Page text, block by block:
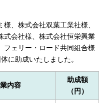
、株式会社双葉工業社様、
式会社様、株式会社恒栄興業
フェリー・ロード共同組合様
に助成いたしました。
内容
助成額
（円）